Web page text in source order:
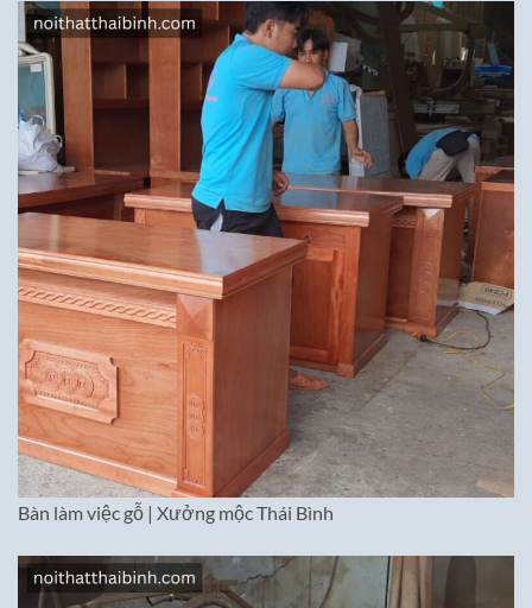
Bàn làm việc gỗ | Xưởng mộc Thái Bình